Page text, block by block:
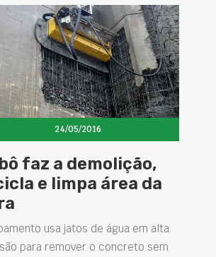
24/05/2016
faz a demolição,
e limpa área da
usa jatos de água em alta
para remover o concreto sem